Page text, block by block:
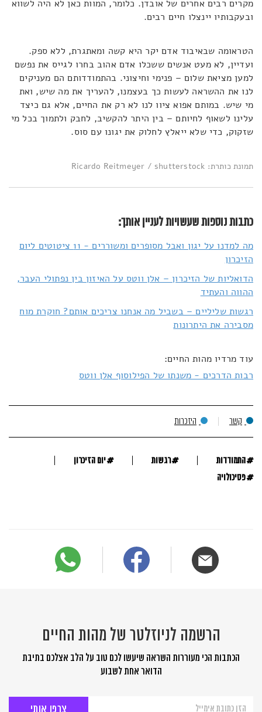
מקרים רבים אחרים של אובדן. כלומר, המוות כאן לא היה לשווא
ובעקבותיו יינצלו חיים רבים.
הטראומה שבאיבוד אדם יקר היא קשה ומאתגרת, ללא ספק.
ועדיין, לא מעט אנשים ששכלו אדם אהוב בחרו לגייס את נפשם
למען מציאת שלום – פנימי וחיצוני. בהתמודדותם הם מעניקים
לנו את ההשראה לעשות כך בעצמנו, להעריך את מה שיש, ואת
מי שיש. במותם אפוא ציוו לנו לא רק את החיים, אלא גם כיצד
עלינו לשאוף לחיותם – בין היתר להקשיב, לחבק ולתמוך בכל מי
שזקוק, כדי שלא ייאלץ לחלוק את יגונו עם סוס.
תמונת כותרת: Ricardo Reitmeyer / shutterstock
כתבות נוספות שעשויות לעניין אותך:
מה למדנו על יגון ואבל מסופרים ומשוררים - 11 ציטוטים ליום
הזיכרון
הדואליות של הזיכרון – אלן ווטס על האיזון בין נפתולי העבר,
ההווה והעתיד
רגשות שליליים – בשביל מה אנחנו צריכים אותם? חוקרת מוח
מסבירה את היתרונות
עוד מרדיו מהות החיים:
רבות הדרכים - משנתו של הפילוסוף אלן ווטס
קשר היזכרות
#התמודדות #רגשות #יום הזיכרון
#פסיכולויה
הרשמה לניוזלטר של מהות החיים
הכתבות הכי מעוררות השראה שיעשו לכם טוב על הלב אצלכם בתיבת
הדואר אחת לשבוע